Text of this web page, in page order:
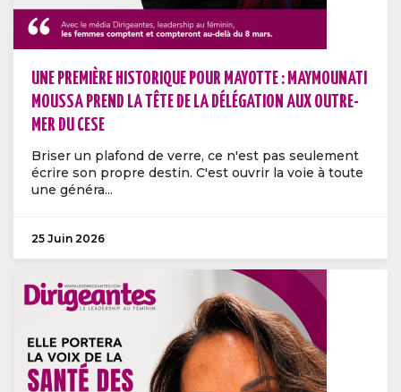
UNE PREMIÈRE HISTORIQUE POUR MAYOTTE : MAYMOUNATI
MOUSSA PREND LA TÊTE DE LA DÉLÉGATION AUX OUTRE-
MER DU CESE
Briser un plafond de verre, ce n'est pas seulement
écrire son propre destin. C'est ouvrir la voie à toute
une généra...
25 Juin 2026